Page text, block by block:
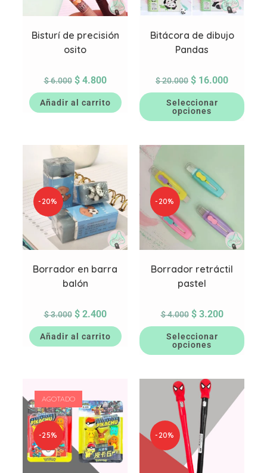
Bisturí de precisión
osito
$6.000 $4.800
Añadir al carrito
Bitácora de dibujo
Pandas
$20.000 $ 16.000
Seleccionar
opciones
-20%
Borrador en barra
balón
$3.000 $2.400
Añadir al carrito
-20%
Borrador retráctil
pastel
$4.000 $3.200
Seleccionar
opciones
AGOTADO
-25% -20%